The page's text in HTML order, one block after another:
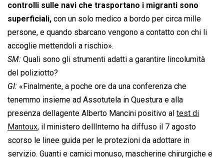
controlli sulle navi che trasportano i migranti sono
superficiali, con un solo medico a bordo per circa mille
persone, e quando sbarcano vengono a contatto con chi li
accoglie mettendoli a rischio».
SM: Quali sono gli strumenti adatti a garantire lincolumità
del poliziotto?
GI: «Finalmente, a poche ore da una conferenza che
tenemmo insieme ad Assotutela in Questura e alla
presenza dellagente Alberto Mancini positivo al test di
Mantoux, il ministero dellInterno ha diffuso il 7 agosto
scorso le linee guida per le protezioni da adottare in
servizio. Guanti e camici monuso, mascherine chirurgiche e